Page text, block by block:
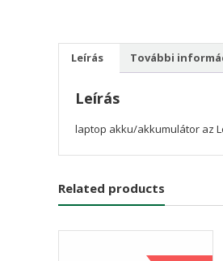
Leírás További
Leírás
laptop akku/akkumulátor az
Related products